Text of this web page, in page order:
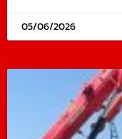
05/06/2026